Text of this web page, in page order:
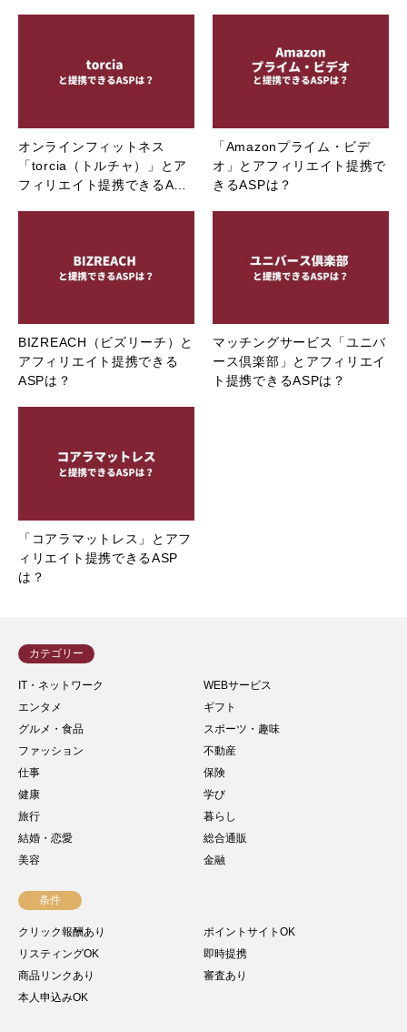
オンラインフィットネス
「torcia（トルチャ）」とア
フィリエイト提携できるA…
「Amazonプライム・ビデ
オ」とアフィリエイト提携で
きるASPは？
BIZREACH（ビズリーチ）と
アフィリエイト提携できる
ASPは？
マッチングサービス「ユニバ
ース倶楽部」とアフィリエイ
ト提携できるASPは？
「コアラマットレス」とアフ
ィリエイト提携できるASP
は？
カテゴリー
IT・ネットワーク
WEBサービス
エンタメ
ギフト
グルメ・食品
スポーツ・趣味
ファッション
不動産
仕事
保険
健康
学び
旅行
暮らし
結婚・恋愛
総合通販
美容
金融
条件
クリック報酬あり
ポイントサイトOK
リスティングOK
即時提携
商品リンクあり
審査あり
本人申込みOK